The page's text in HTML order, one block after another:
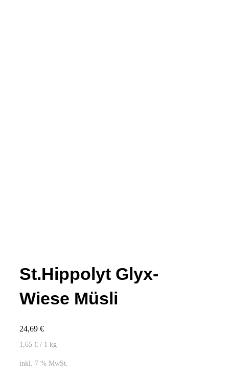
St.Hippolyt Glyx-
Wiese Müsli
24,69 €
1,65 € / 1 kg
inkl. 7 % MwSt.